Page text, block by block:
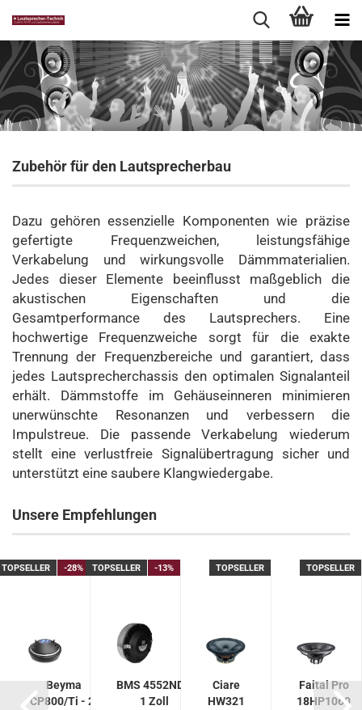
Zubehör für den Lautsprecherbau
Dazu gehören essenzielle Komponenten wie präzise
gefertigte Frequenzweichen, leistungsfähige
Verkabelung und wirkungsvolle Dämmmaterialien.
Jedes dieser Elemente beeinflusst maßgeblich die
akustischen Eigenschaften und die
Gesamtperformance des Lautsprechers. Eine
hochwertige Frequenzweiche sorgt für die exakte
Trennung der Frequenzbereiche und garantiert, dass
jedes Lautsprecherchassis den optimalen Signalanteil
erhält. Dämmstoffe im Gehäuseinneren minimieren
unerwünschte Resonanzen und verbessern die
Impulstreue. Die passende Verkabelung wiederum
stellt eine verlustfreie Signalübertragung sicher und
unterstützt eine saubere Klangwiedergabe.
Unsere Empfehlungen
TOPSELLER -28%
Beyma
CP800/Ti - 2"
TOPSELLER -13%
BMS 4552ND -
1 Zoll
TOPSELLER
Ciare
HW321
TOPSELLER
Faital Pro
18HP1060